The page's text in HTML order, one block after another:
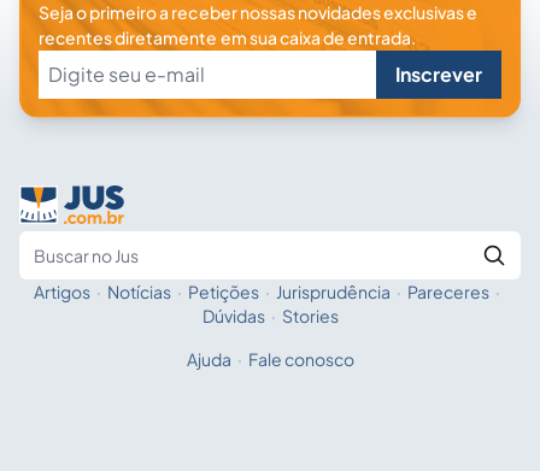
Seja o primeiro a receber nossas novidades exclusivas e
recentes diretamente em sua caixa de entrada.
Inscrever
Fale com a IA
Artigos · Notícias · Petições · Jurisprudência · Pareceres ·
Dúvidas · Stories
Ajuda · Fale conosco